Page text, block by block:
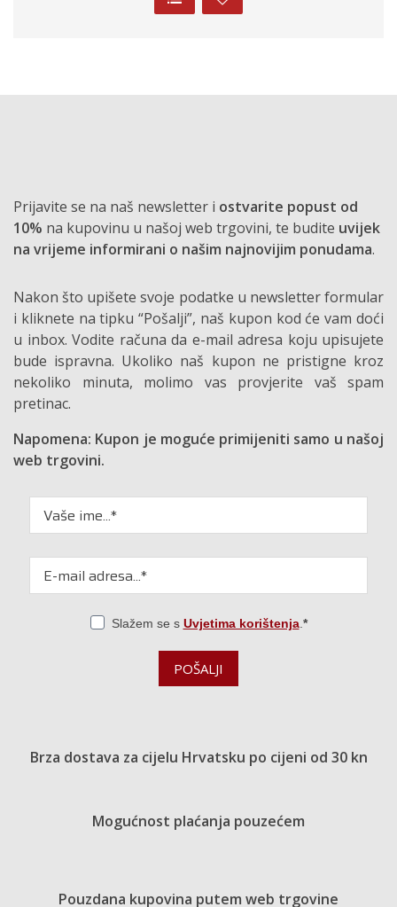
Prijavite se na naš newsletter i ostvarite popust od
10% na kupovinu u našoj web trgovini, te budite uvijek
na vrijeme informirani o našim najnovijim ponudama.
Nakon što upišete svoje podatke u newsletter formular
i kliknete na tipku “Pošalji”, naš kupon kod će vam doći
u inbox. Vodite računa da e-mail adresa koju upisujete
bude ispravna. Ukoliko naš kupon ne pristigne kroz
nekoliko minuta, molimo vas provjerite vaš spam
pretinac.
Napomena: Kupon je moguće primijeniti samo u našoj
web trgovini.
Slažem se s Uvjetima korištenja.
POŠALJI
Brza dostava za cijelu Hrvatsku po cijeni od 30 kn
Mogućnost plaćanja pouzećem
Pouzdana kupovina putem web trgovine